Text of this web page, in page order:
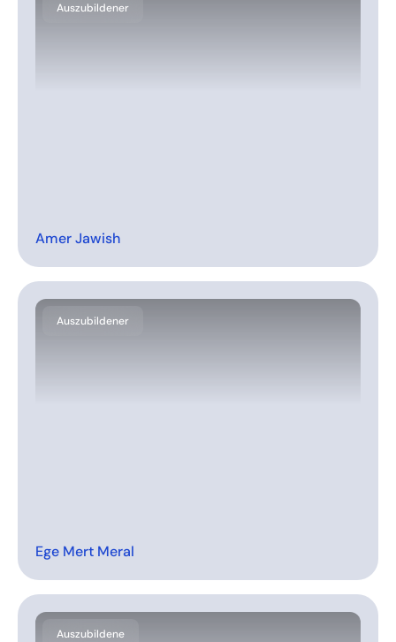
Auszubildener
Amer Jawish
Auszubildener
Ege Mert Meral
Auszubildene